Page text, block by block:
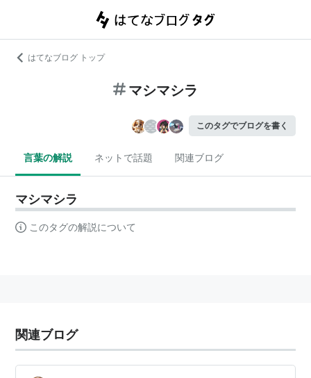
はてなブログ トップ
マシマシラ
このタグでブログを書く
言葉の解説 ネットで話題 関連ブログ
マシマシラ
このタグの解説について
関連ブログ